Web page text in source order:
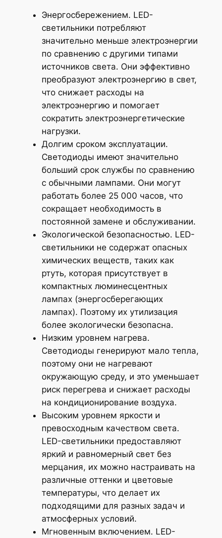
Энергосбережением. LED-
светильники потребляют
значительно меньше электроэнергии
по сравнению с другими типами
источников света. Они эффективно
преобразуют электроэнергию в свет,
что снижает расходы на
электроэнергию и помогает
сократить электроэнергетические
нагрузки.
Долгим сроком эксплуатации.
Светодиоды имеют значительно
больший срок службы по сравнению
с обычными лампами. Они могут
работать более 25 000 часов, что
сокращает необходимость в
постоянной замене и обслуживании.
Экологической безопасностью. LED-
светильники не содержат опасных
химических веществ, таких как
ртуть, которая присутствует в
компактных люминесцентных
лампах (энергосберегающих
лампах). Поэтому их утилизация
более экологически безопасна.
Низким уровнем нагрева.
Светодиоды генерируют мало тепла,
поэтому они не нагревают
окружающую среду, и это уменьшает
риск перегрева и снижает расходы
на кондиционирование воздуха.
Высоким уровнем яркости и
превосходным качеством света.
LED-светильники предоставляют
яркий и равномерный свет без
мерцания, их можно настраивать на
различные оттенки и цветовые
температуры, что делает их
подходящими для разных задач и
атмосферных условий.
Мгновенным включением. LED-